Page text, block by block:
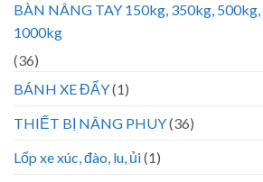
BÀN NÂNG TAY 150kg, 350kg,
1000kg
(36)
BÁNH XE ĐẨY(1)
THIẾT BỊ NÂNG PHUY(36)
Lốp xe xúc, đào, lu, ủi(1)